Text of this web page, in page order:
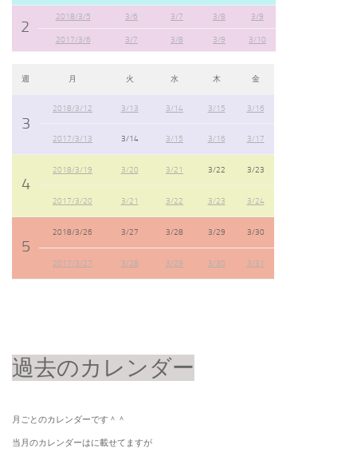
2 2018/3/5 3/6 3/7 3/8 3/9
2017/3/6 3/7 3/8 3/9 3/10
週 月 火 水 木 金
3
2018/3/12 3/13 3/14 3/15 3/16
2017/3/13 3/14 3/15 3/16 3/17
4
2018/3/19 3/20 3/21 3/22 3/23
2017/3/20 3/21 3/22 3/23 3/24
5
2018/3/26 3/27 3/28 3/29 3/30
2017/3/27 3/28 3/29 3/30 3/31
過去のカレンダー
月ごとのカレンダーです＾＾
当月のカレンダーはに載せてますが